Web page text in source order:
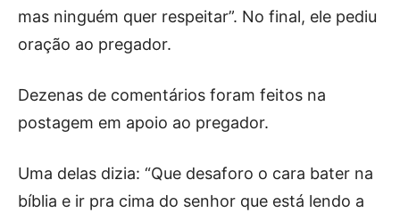
mas ninguém quer respeitar”. No final, ele pediu
oração ao pregador.
Dezenas de comentários foram feitos na
postagem em apoio ao pregador.
Uma delas dizia: “Que desaforo o cara bater na
bíblia e ir pra cima do senhor que está lendo a